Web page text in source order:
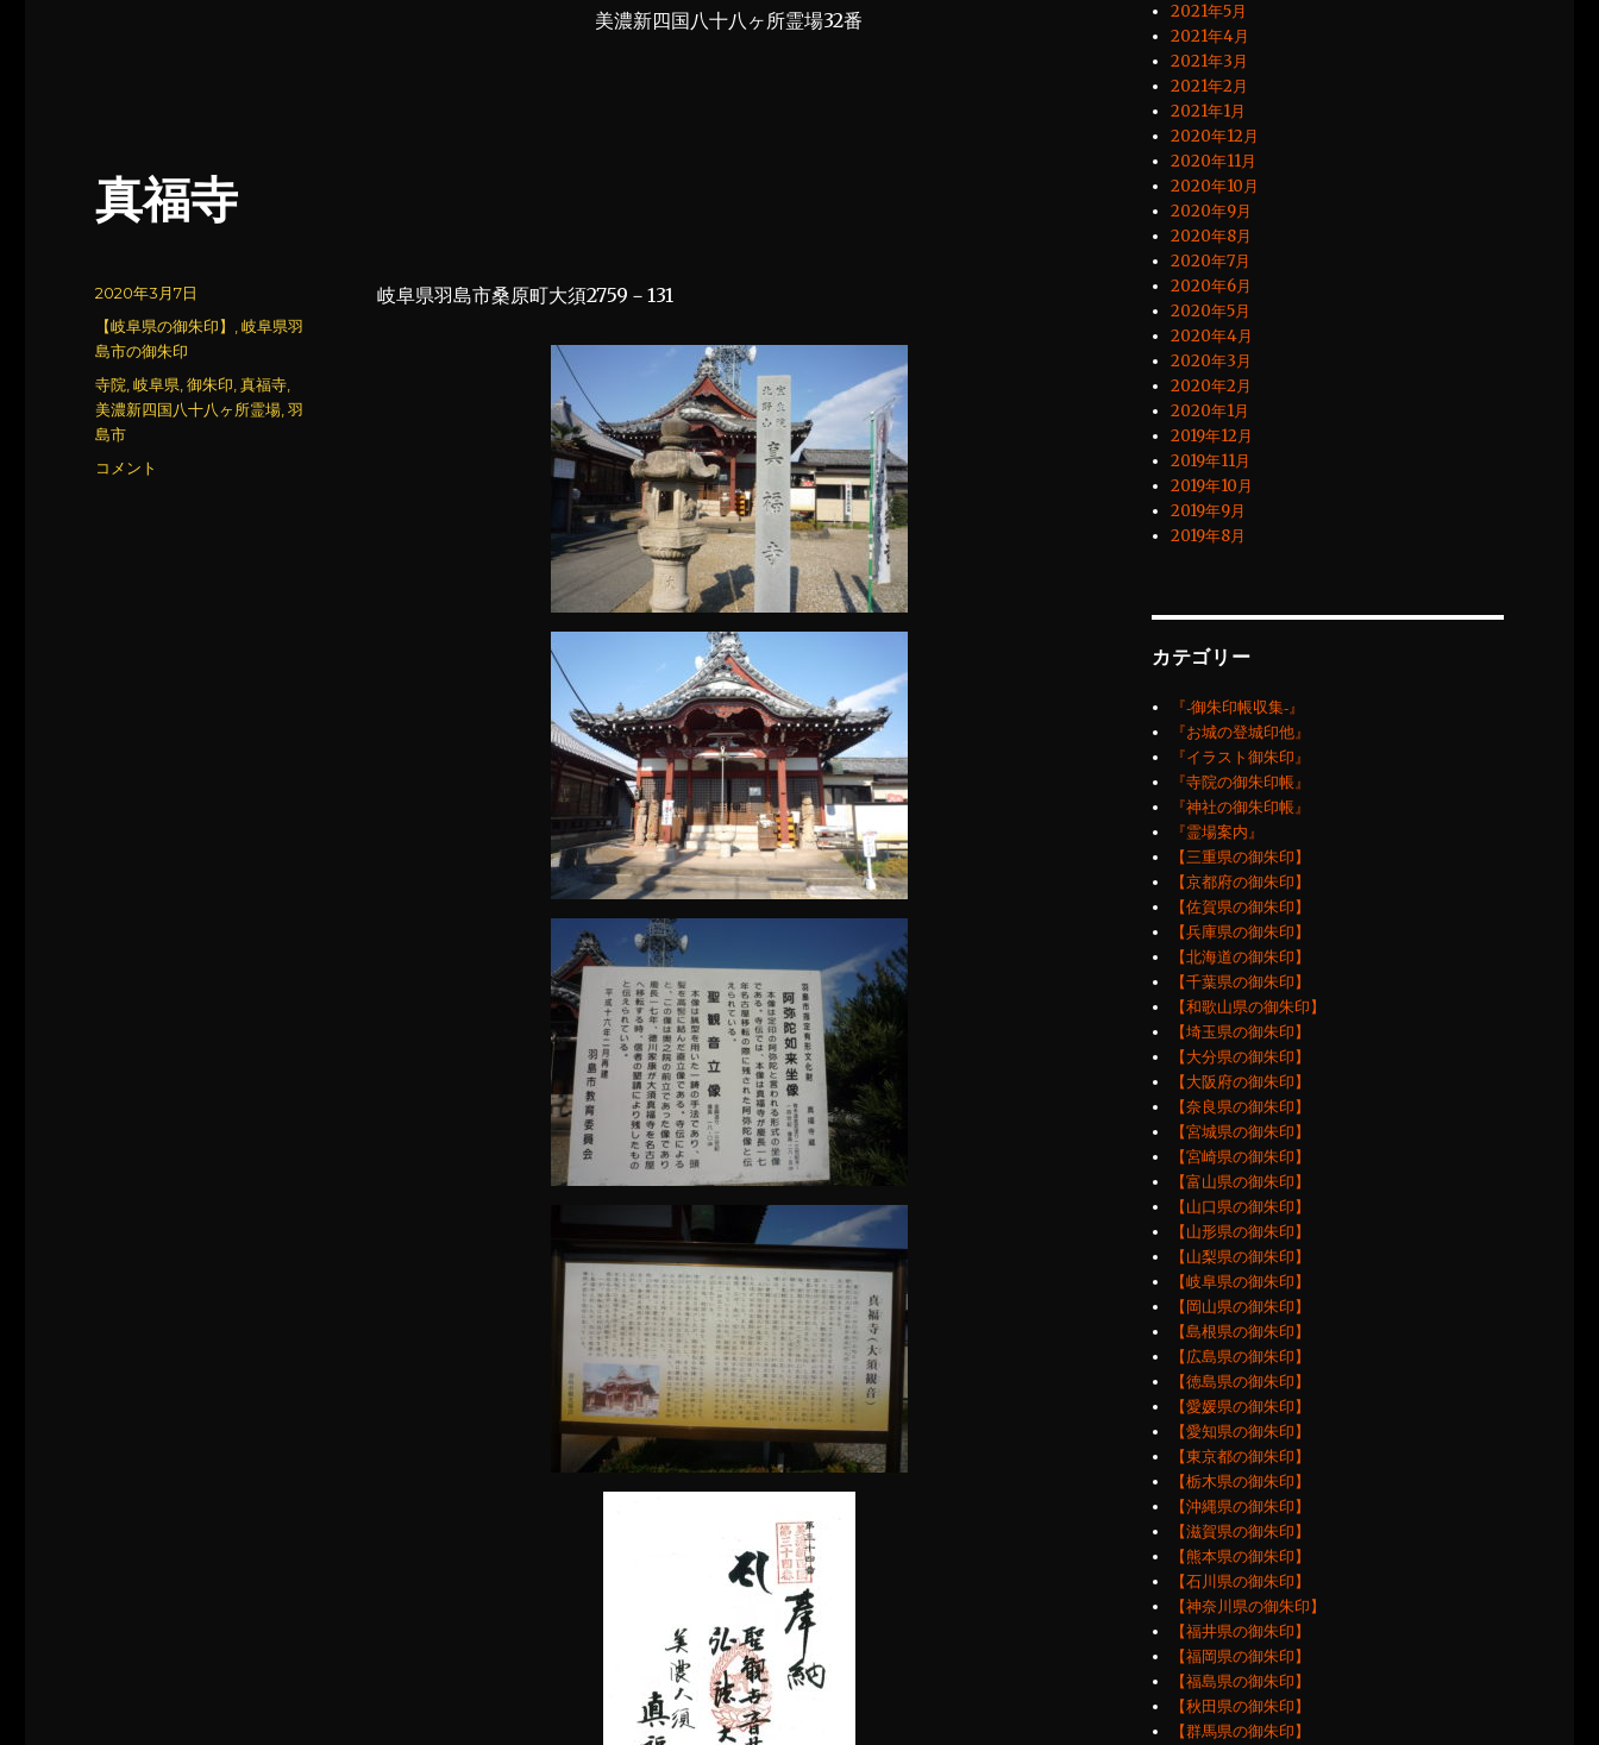
美濃新四国八十八ヶ所霊場32番
真福寺
岐阜県羽島市桑原町大須2759－131
投
稿
日:
2020年3月7日
カ
テ
ゴ
リ
ー
【岐阜県の御朱印】 ,岐阜県羽
島市の御朱印
タ
グ
寺院 ,岐阜県 ,御朱印 ,真福寺
美濃新四国八十八ヶ所霊場 ,羽
島市
真
コメント
2021年5月
2021年4月
2021年3月
2021年2月
2021年1月
2020年12月
2020年11月
2020年10月
2020年9月
2020年8月
2020年7月
2020年6月
2020年5月
2020年4月
2020年3月
2020年2月
2020年1月
2019年12月
2019年11月
2019年10月
2019年9月
2019年8月
カテゴリー
『‐御朱印帳収集‐』
『お城の登城印他』
『イラスト御朱印』
『寺院の御朱印帳』
『神社の御朱印帳』
『霊場案内』
【三重県の御朱印】
【京都府の御朱印】
【佐賀県の御朱印】
【兵庫県の御朱印】
【北海道の御朱印】
【千葉県の御朱印】
【和歌山県の御朱印】
【埼玉県の御朱印】
【大分県の御朱印】
【大阪府の御朱印】
【奈良県の御朱印】
【宮城県の御朱印】
【宮崎県の御朱印】
【富山県の御朱印】
【山口県の御朱印】
【山形県の御朱印】
【山梨県の御朱印】
【岐阜県の御朱印】
【岡山県の御朱印】
【島根県の御朱印】
【広島県の御朱印】
【徳島県の御朱印】
【愛媛県の御朱印】
【愛知県の御朱印】
【東京都の御朱印】
【栃木県の御朱印】
【沖縄県の御朱印】
【滋賀県の御朱印】
【熊本県の御朱印】
【石川県の御朱印】
【神奈川県の御朱印】
【福井県の御朱印】
【福岡県の御朱印】
【福島県の御朱印】
【秋田県の御朱印】
【群馬県の御朱印】